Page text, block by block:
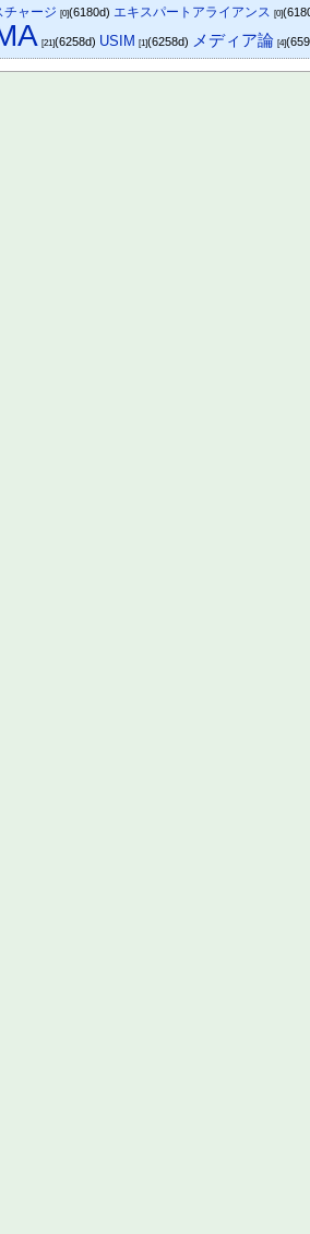
チャージ [0](6180d) エキスパートアライアンス [0]
[21](6258d) USIM [1](6258d) メディア論 [4]